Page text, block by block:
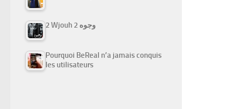
2 Wjouh 2 وجوه
Pourquoi BeReal n’a jamais conquis
les utilisateurs